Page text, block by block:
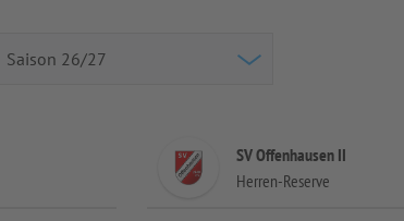
SV Offenhausen II
Herren-Reserve